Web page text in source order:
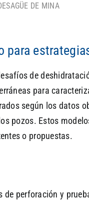
DE MINA
para
de
para
según los datos
pozos. Estos
o propuestas.
de perforación y